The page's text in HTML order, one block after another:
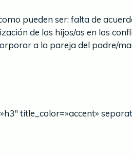
pueden ser: falta de
de los hijos/as en los
a la pareja del padre/
title_color=»accent»